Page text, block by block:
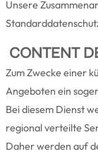
Unsere
CONTENT
Zum Zwecke einer
Angeboten ein
Bei diesem Dienst
regional verteilte
Daher werden auf